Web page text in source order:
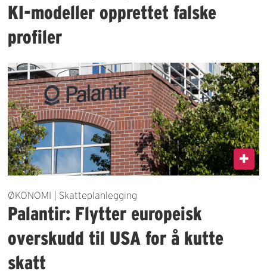
KI-modeller opprettet falske
profiler
ØKONOMI | Skatteplanlegging
Palantir: Flytter europeisk
overskudd til USA for å kutte
skatt